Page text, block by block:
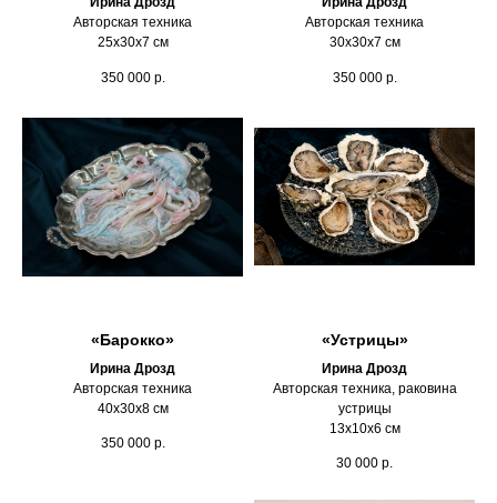
Авторская техника
25х30х7 см
350 000 р.
Авторская техника
30х30х7 см
350 000 р.
«Барокко»
Ирина Дрозд
Авторская техника
40х30х8 см
350 000 р.
«Устрицы»
Ирина Дрозд
Авторская техника, раковина
устрицы
13х10х6 см
30 000 р.